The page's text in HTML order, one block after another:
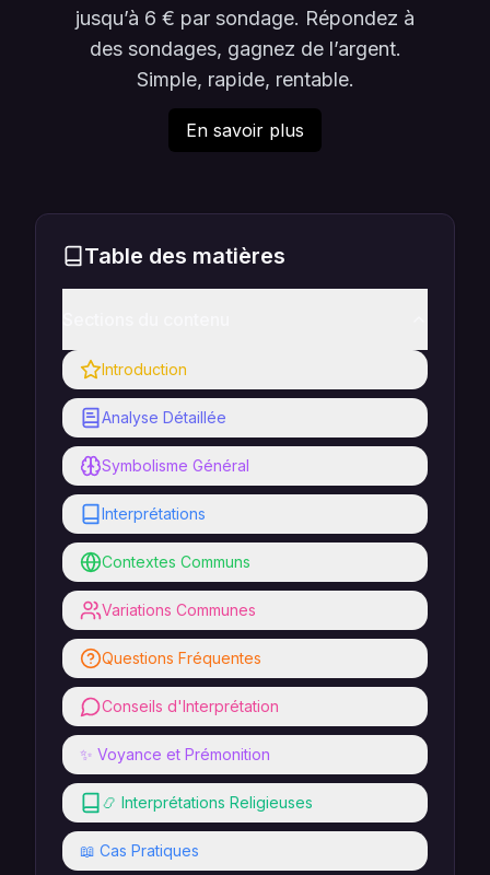
jusqu’à 6 € par sondage. Répondez à
des sondages, gagnez de l’argent.
Simple, rapide, rentable.
En savoir plus
Table des matières
Introduction
Analyse Détaillée
Symbolisme Général
Interprétations
Contextes Communs
Variations Communes
Questions Fréquentes
Conseils d'Interprétation
✨ Voyance et Prémonition
📿 Interprétations Religieuses
📖 Cas Pratiques